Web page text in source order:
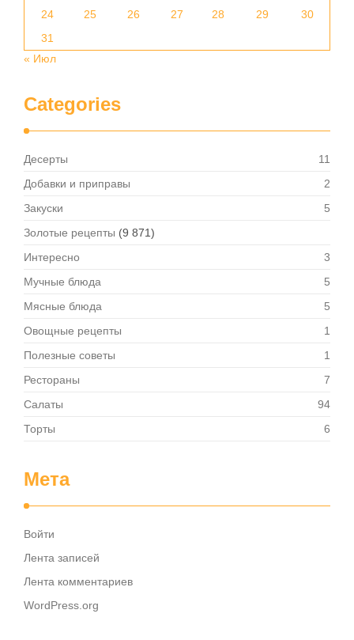
24
25 26 27 28 29
30
31
« Июл
Categories
Десерты
11
Добавки и приправы
2
Закуски
5
Золотые рецепты (9 871)
Интересно
3
Мучные блюда
5
Мясные блюда
5
Овощные рецепты
1
Полезные советы
1
Рестораны
7
Салаты
94
Торты
6
Мета
Войти
Лента записей
Лента комментариев
WordPress.org